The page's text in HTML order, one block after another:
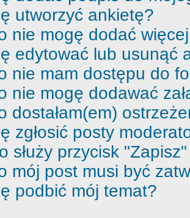
utworzyć ankietę?
nie mogę dodać
edytować lub usunąć
nie mam dostępu do
nie mogę dodawać
dostałam(em)
zgłosić posty
służy przycisk
mój post musi być
podbić mój temat?